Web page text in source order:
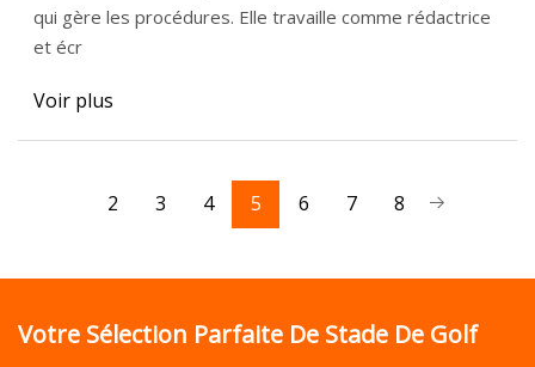
qui gère les procédures. Elle travaille comme rédactrice
et écr
Voir plus
2 3 4 5 6 7 8
Votre Sélection Parfaite De Stade De Golf